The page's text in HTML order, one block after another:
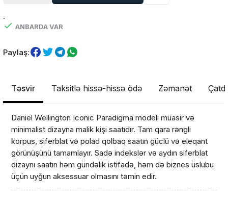
.
ANBARDA VAR
Paylaş:
Təsvir Taksitlə hissə-hissə ödə Zəmanət
Daniel Wellington Iconic Paradigma modeli müasir və
minimalist dizayna malik kişi saatıdır. Tam qara rəngli
korpus, siferblat və polad qolbaq saatın güclü və eleqant
görünüşünü tamamlayır. Sadə indekslər və aydın siferblat
dizaynı saatın həm gündəlik istifadə, həm də biznes üslubu
üçün uyğun aksessuar olmasını təmin edir.